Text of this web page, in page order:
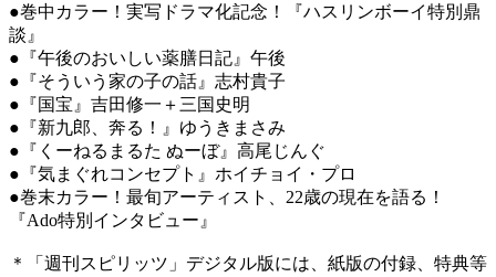
●巻中カラー！実写ドラマ化記念！『ハスリンボーイ特別鼎
談』
●『午後のおいしい薬膳日記』午後
●『そういう家の子の話』志村貴子
●『国宝』吉田修一＋三国史明
●『新九郎、奔る！』ゆうきまさみ
●『くーねるまるた ぬーぼ』高尾じんぐ
●『気まぐれコンセプト』ホイチョイ・プロ
●巻末カラー！最旬アーティスト、22歳の現在を語る！
『Ado特別インタビュー』
＊「週刊スピリッツ」デジタル版には、紙版の付録、特典等